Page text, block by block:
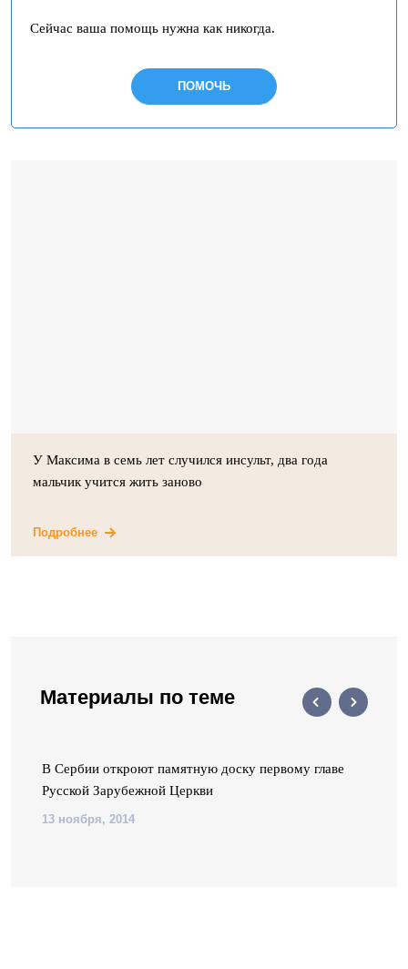
Сейчас ваша помощь нужна как никогда.
ПОМОЧЬ
У Максима в семь лет случился инсульт, два года
мальчик учится жить заново
Подробнее
Материалы по теме
В Сербии откроют памятную доску первому главе
Русской Зарубежной Церкви
13 ноября, 2014